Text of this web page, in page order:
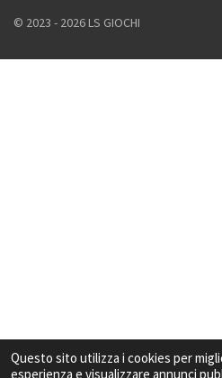
Questo sito utilizza i cookies per
esperienza e visualizzare annunci
© 2023 - 2026 LS GIOCHI